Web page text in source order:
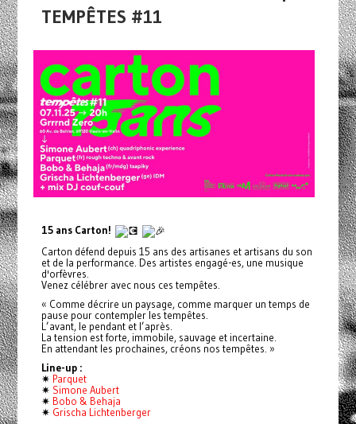
TEMPÊTES #11
15 ans Carton!
Carton défend depuis 15 ans des artisanes et artisans du son
et de la performance. Des artistes engagé-es, une musique
d'orfèvres.
Venez célébrer avec nous ces tempêtes.
« Comme décrire un paysage, comme marquer un temps de
pause pour contempler les tempêtes.
L’avant, le pendant et l’après.
La tension est forte, immobile, sauvage et incertaine.
En attendant les prochaines, créons nos tempêtes. »
Line-up :
✷ Parquet
✷ Simone Aubert
✷ Bobo & Behaja
✷ Grischa Lichtenberger